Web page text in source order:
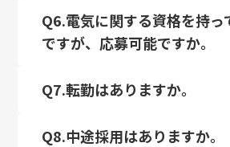
Q6.電気に関する資格を持っ
ですが、応募可能ですか。
Q7.転勤はありますか。
Q8.中途採用はありますか。